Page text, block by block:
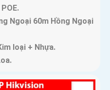
POE.
Ngoại 60m Hồng Ngoại
loại + Nhựa.